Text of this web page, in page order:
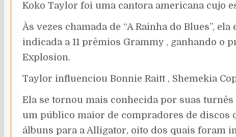
Koko Taylor foi uma cantora americana cujo
Às vezes chamada de “A Rainha do Blues”,
indicada a 11 prêmios Grammy , ganhando o
Explosion.
Taylor influenciou Bonnie Raitt , Shemekia
Ela se tornou mais conhecida por suas
um público maior de compradores de discos
álbuns para a Alligator, oito dos quais foram